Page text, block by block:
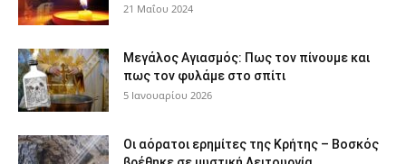
21 Μαΐου 2024
Μεγάλος Αγιασμός: Πως τον πίνουμε και
πως τον φυλάμε στο σπίτι
5 Ιανουαρίου 2026
Οι αόρατοι ερημίτες της Κρήτης – Βοσκός